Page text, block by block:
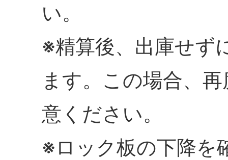
い。
※精算後、出庫せず
ます。この場合、
意ください。
※ロック板の下降を